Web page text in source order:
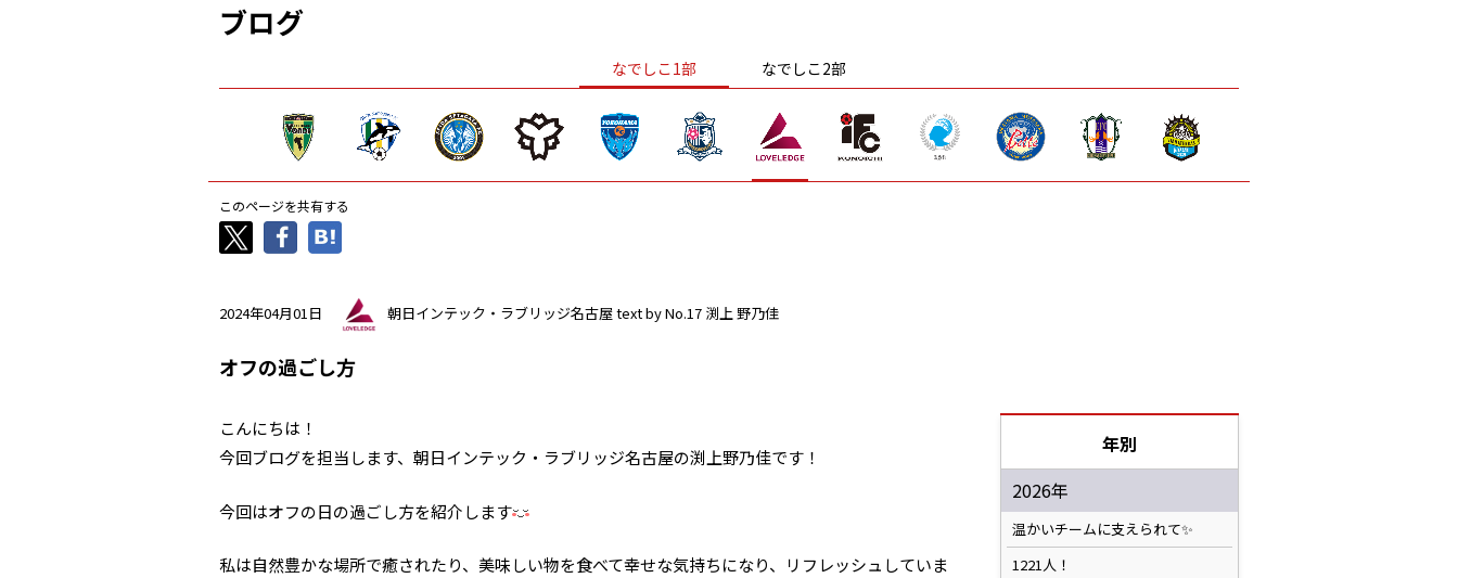
ブログ
なでしこ1部 なでしこ2部
このページを共有する
2024年04月01日 朝日インテック・ラブリッジ名古屋text by No.17 渕上 野乃佳
オフの過ごし方
こんにちは！
今回ブログを担当します、朝日インテック・ラブリッジ名古屋の渕上野乃佳です！
今回はオフの日の過ごし方を紹介します
私は自然豊かな場所で癒されたり、美味しい物を食べて幸せな気持ちになり、リフレッシュしていま
年別
2026年
温かいチームに支えられて✨️
1221人！